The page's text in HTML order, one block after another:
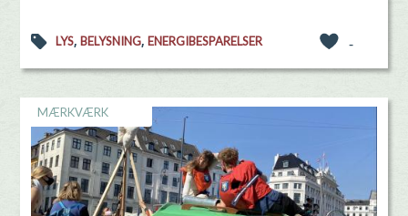
LYS, BELYSNING, ENERGIBESPARELSER -
MÆRKVÆRK